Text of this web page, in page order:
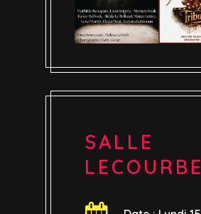
SALLE
LECOURBE